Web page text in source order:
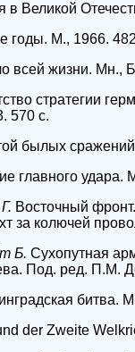
в Великой
годы. М., 1966.
всей жизни. Мн.,
стратегии
570 с.
былых
главного
Восточный
за колючей
Б. Сухопутная
Под. ред. П.М.
битва.
der Zweite